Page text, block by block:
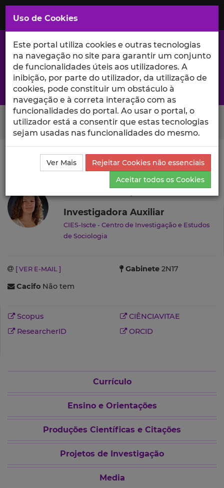
Saltar
para
Conteúdo
Principal
A excelência da investigação e ciência no Iscte
Search Button
Ciência_Iscte Autores Joana S. Marques
Outras
Atividades
Joana S. Marques
Investigadora Auxiliar
CIES-Iscte - Centro de Investigação e Estudos
de Sociologia
[ VER E-MAIL ] Gabinete 2N17
Cacifo Não tem
Scopus
CIÊNCIAVITAE
ResearcherID
ORCID
Currículo
Ensino e Orientações
Produções Científicas e Citações
Projetos de Investigação
Media
Uso de Cookies
Este portal utiliza cookies e outras tecnologias
na navegação no site para garantir um conjunto
de funcionalidades úteis aos utilizadores. A
inibição, por parte do utilizador, da utilização de
cookies, pode constituir um obstáculo à
navegação e à correta interação com as
funcionalidades do portal. Ao usar o portal, o
utilizador está a consentir que estas tecnologias
sejam usadas nas funcionalidades do mesmo.
Ver Mais
Rejeitar Cookies não essenciais
Aceitar todos os Cookies